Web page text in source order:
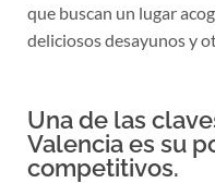
que buscan un lugar
deliciosos desayunos y
Una de las
Valencia es su
competitivos.